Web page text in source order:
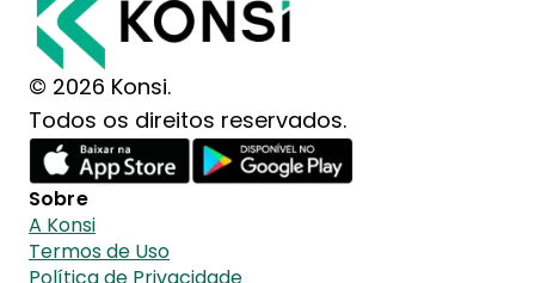
© 2026 Konsi.
Todos os direitos reservados.
Sobre
A Konsi
Termos de Uso